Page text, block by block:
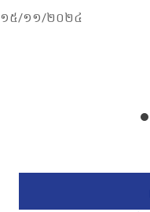
១៥/១១/២០២៤